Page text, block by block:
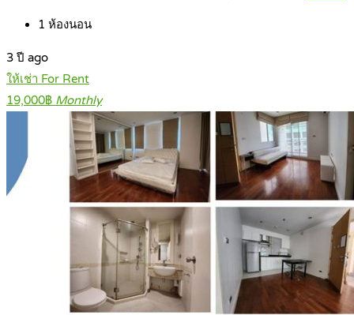
1 ห้องนอน
3 ปี ago
ให้เช่า For Rent
19,000฿ Monthly